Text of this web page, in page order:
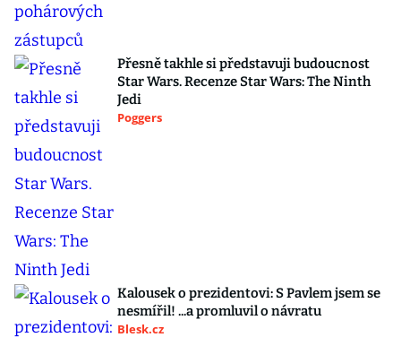
Přesně takhle si představuji budoucnost
Star Wars. Recenze Star Wars: The Ninth
Jedi
Poggers
Kalousek o prezidentovi: S Pavlem jsem se
nesmířil! ...a promluvil o návratu
Blesk.cz